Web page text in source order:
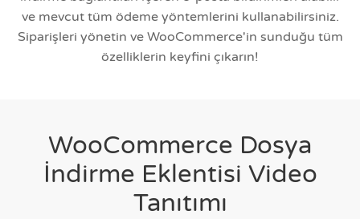
ve mevcut tüm ödeme yöntemlerini kullanabilirsiniz.
Siparişleri yönetin ve WooCommerce'in sunduğu tüm
özelliklerin keyfini çıkarın!
WooCommerce Dosya
İndirme Eklentisi Video
Tanıtımı